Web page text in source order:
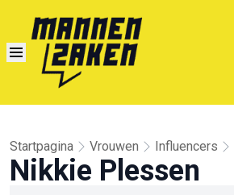
Startpagina Vrouwen Influencers
Nikkie Plessen